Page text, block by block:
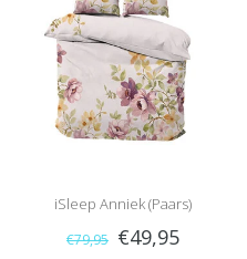
iSleep Anniek (Paars)
€79,95 €49,95